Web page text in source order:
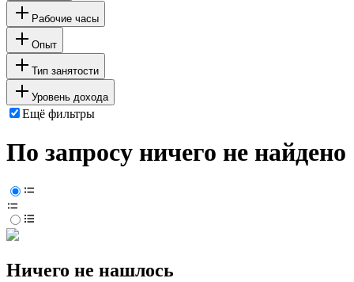
Рабочие часы
Опыт
Тип занятости
Уровень дохода
Ещё фильтры
По запросу ничего не найдено
Ничего не нашлось